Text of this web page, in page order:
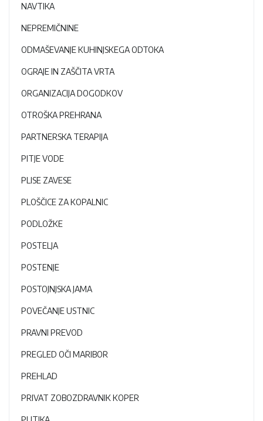
NAVTIKA
NEPREMIČNINE
ODMAŠEVANJE KUHINJSKEGA ODTOKA
OGRAJE IN ZAŠČITA VRTA
ORGANIZACIJA DOGODKOV
OTROŠKA PREHRANA
PARTNERSKA TERAPIJA
PITJE VODE
PLISE ZAVESE
PLOŠČICE ZA KOPALNIC
PODLOŽKE
POSTELJA
POSTENJE
POSTOJNJSKA JAMA
POVEČANJE USTNIC
PRAVNI PREVOD
PREGLED OČI MARIBOR
PREHLAD
PRIVAT ZOBOZDRAVNIK KOPER